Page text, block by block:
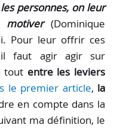
personnes, on leur
motiver (Dominique
Pour leur offrir ces
faut agir agir sur
tout entre les leviers
le premier article, la
en compte dans la
ma définition, le